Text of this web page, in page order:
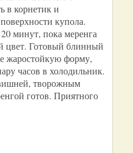
в корнетик и
купола.
минут, пока меренга
цвет. Готовый блинный
жаростойкую форму,
часов в холодильник.
творожным
готов. Приятного